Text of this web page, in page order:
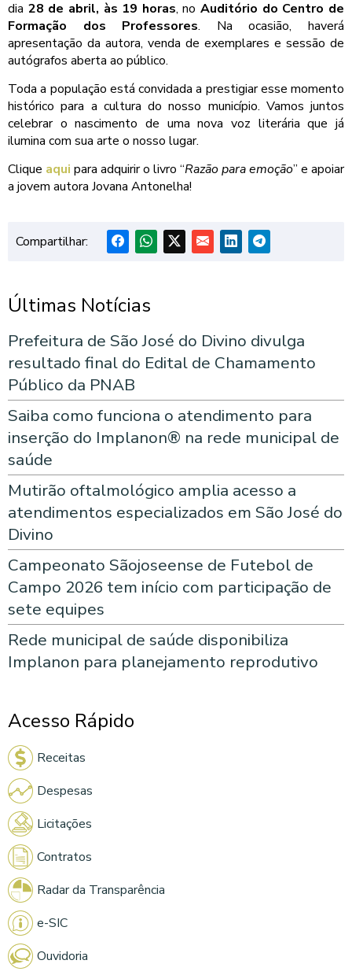
dia 28 de abril, às 19 horas, noAuditório do Centro de
Formação dos Professores. Na ocasião, haverá
apresentação da autora, venda de exemplares e sessão de
autógrafos aberta ao público.
Toda a população está convidada a prestigiar esse momento
histórico para a cultura do nosso município. Vamos juntos
celebrar o nascimento de uma nova voz literária que já
ilumina com sua arte o nosso lugar.
Clique aqui para adquirir o livro “Razão para emoção” e apoiar
a jovem autora Jovana Antonelha!
Compartilhar:
Últimas Notícias
Prefeitura de São José do Divino divulga
resultado final do Edital de Chamamento
Público da PNAB
Saiba como funciona o atendimento para
inserção do Implanon® na rede municipal de
saúde
Mutirão oftalmológico amplia acesso a
atendimentos especializados em São José do
Divino
Campeonato Sãojoseense de Futebol de
Campo 2026 tem início com participação de
sete equipes
Rede municipal de saúde disponibiliza
Implanon para planejamento reprodutivo
Acesso Rápido
Receitas
Despesas
Licitações
Contratos
Radar da Transparência
e-SIC
Ouvidoria